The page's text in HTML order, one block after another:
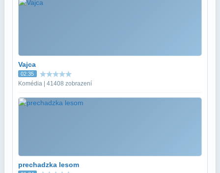
Vajca
02:35
Komédia | 41408 zobrazení
prechadzka lesom